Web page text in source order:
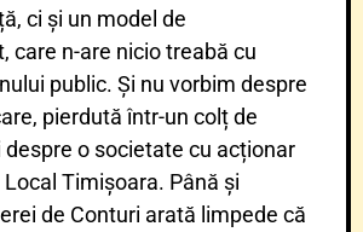
ci și un model de
care n-are nicio treabă cu
public. Și nu vorbim despre
pierdută într-un colț de
despre o societate cu acționar
Timișoara. Până și
de Conturi arată limpede că